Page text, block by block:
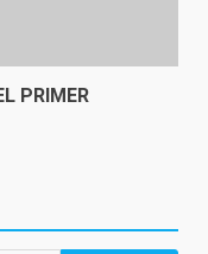
PRIMER